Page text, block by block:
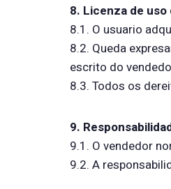
8. Licenza de
8.1. O usuario
8.2. Queda
escrito do
8.3. Todos os
9.
9.1. O vendedor
9.2. A